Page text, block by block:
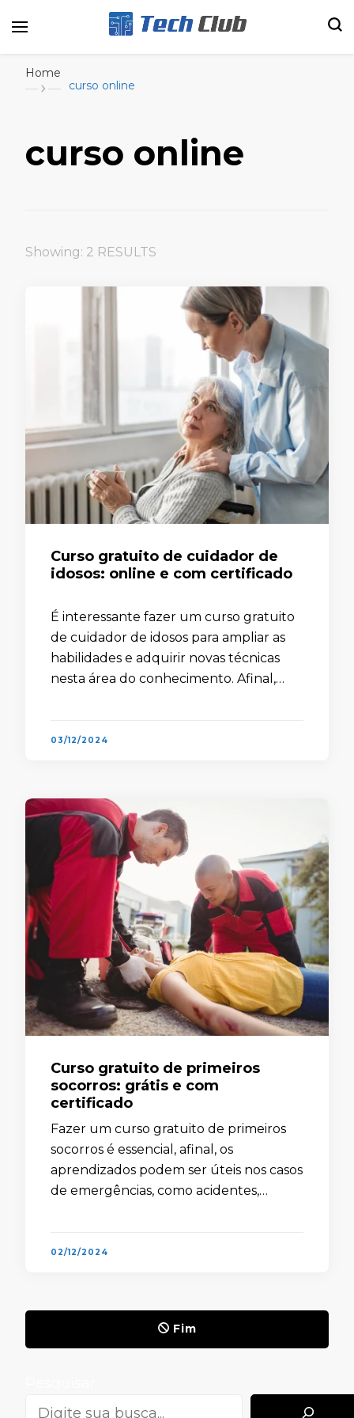
Home
curso online
curso online
Showing: 2 RESULTS
Curso gratuito de cuidador de
idosos: online e com certificado
É interessante fazer um curso gratuito
de cuidador de idosos para ampliar as
habilidades e adquirir novas técnicas
nesta área do conhecimento. Afinal,
03/12/2024
Curso gratuito de primeiros
socorros: grátis e com
certificado
Fazer um curso gratuito de primeiros
socorros é essencial, afinal, os
aprendizados podem ser úteis nos casos
de emergências, como acidentes,
saber como agir e o que …
02/12/2024
Fim